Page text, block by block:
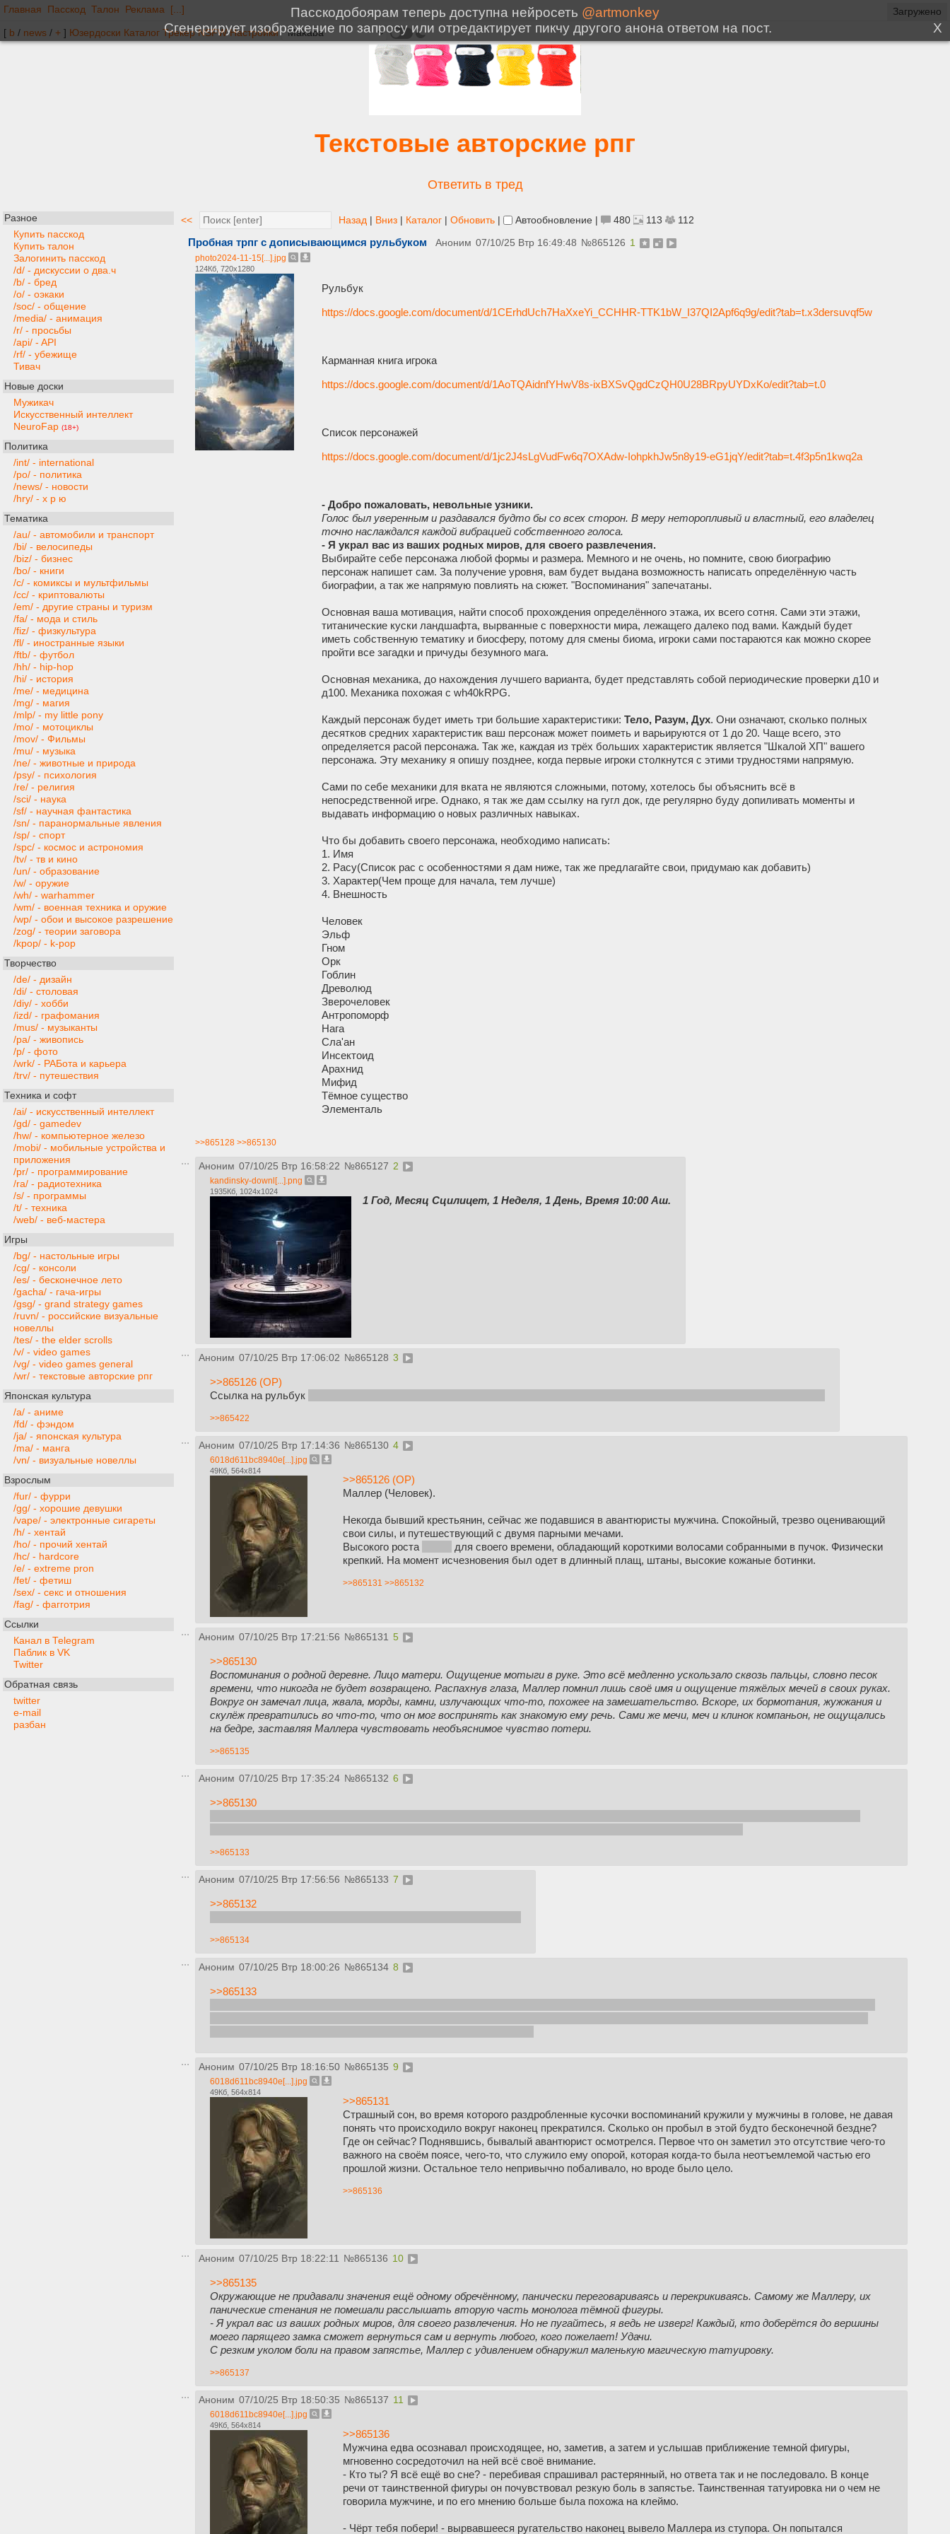
Главная Пасскод Талон Реклама [...]
[ b / news / + ] Юзердоски Каталог Трекер NSFW Настройки
Текстовые авторские рпг
Ответить в тред
Разное
Купить пасскод
Купить талон
Залогинить пасскод
/d/ - дискуссии о два.ч
/b/ - бред
/o/ - оэкаки
/soc/ - общение
/media/ - анимация
/r/ - просьбы
/api/ - API
/rf/ - убежище
Тивач
Новые доски
Мужикач
Искусственный интеллект
NeuroFap (18+)
Политика
/int/ - international
/po/ - политика
/news/ - новости
/hry/ - х р ю
Тематика
/au/ - автомобили и транспорт
/bi/ - велосипеды
/biz/ - бизнес
/bo/ - книги
/c/ - комиксы и мультфильмы
/cc/ - криптовалюты
/em/ - другие страны и туризм
/fa/ - мода и стиль
/fiz/ - физкультура
/fl/ - иностранные языки
/ftb/ - футбол
/hh/ - hip-hop
/hi/ - история
/me/ - медицина
/mg/ - магия
/mlp/ - my little pony
/mo/ - мотоциклы
/mov/ - Фильмы
/mu/ - музыка
/ne/ - животные и природа
/psy/ - психология
/re/ - религия
/sci/ - наука
/sf/ - научная фантастика
/sn/ - паранормальные явления
/sp/ - спорт
/spc/ - космос и астрономия
/tv/ - тв и кино
/un/ - образование
/w/ - оружие
/wh/ - warhammer
/wm/ - военная техника и оружие
/wp/ - обои и высокое разрешение
/zog/ - теории заговора
/kpop/ - k-pop
Творчество
/de/ - дизайн
/di/ - столовая
/diy/ - хобби
/izd/ - графомания
/mus/ - музыканты
/pa/ - живопись
/p/ - фото
/wrk/ - РАБота и карьера
/trv/ - путешествия
Техника и софт
/ai/ - искусственный интеллект
/gd/ - gamedev
/hw/ - компьютерное железо
/mobi/ - мобильные устройства и
приложения
/pr/ - программирование
/ra/ - радиотехника
/s/ - программы
/t/ - техника
/web/ - веб-мастера
Игры
/bg/ - настольные игры
/cg/ - консоли
/es/ - бесконечное лето
/gacha/ - гача-игры
/gsg/ - grand strategy games
/ruvn/ - российские визуальные
новеллы
/tes/ - the elder scrolls
/v/ - video games
/vg/ - video games general
/wr/ - текстовые авторские рпг
Японская культура
/a/ - аниме
/fd/ - фэндом
/ja/ - японская культура
/ma/ - манга
/vn/ - визуальные новеллы
Взрослым
/fur/ - фурри
/gg/ - хорошие девушки
/vape/ - электронные сигареты
/h/ - хентай
/ho/ - прочий хентай
/hc/ - hardcore
/e/ - extreme pron
/fet/ - фетиш
/sex/ - секс и отношения
/fag/ - фагготрия
Ссылки
Канал в Telegram
Паблик в VK
Twitter
Обратная связь
twitter
e-mail
разбан
<< Назад | Вниз | Каталог | Обновить | Автообновление | 480 113 112
Пробная трпг с дописывающимся рульбуком Аноним 07/10/25 Втр 16:49:48 №865126 1
photo2024-11-15[...].jpg
124Кб, 720x1280
Рульбук
https://docs.google.com/document/d/1CErhdUch7HaXxeYi_CCHHR-TTK1bW_I37QI2Apf6q9g/edit?tab=t.x3dersuvqf5w
Карманная книга игрока
https://docs.google.com/document/d/1AoTQAidnfYHwV8s-ixBXSvQgdCzQH0U28BRpyUYDxKo/edit?tab=t.0
Список персонажей
https://docs.google.com/document/d/1jc2J4sLgVudFw6q7OXAdw-IohpkhJw5n8y19-eG1jqY/edit?tab=t.4f3p5n1kwq2a
- Добро пожаловать, невольные узники.
Голос был уверенным и раздавался будто бы со всех сторон. В меру неторопливый и властный, его владелец
точно наслаждался каждой вибрацией собственного голоса.
- Я украл вас из ваших родных миров, для своего развлечения.
Выбирайте себе персонажа любой формы и размера. Мемного и не очень, но помните, свою биографию
персонаж напишет сам. За получение уровня, вам будет выдана возможность написать определённую часть
биографии, а так же напрямую повлиять на сюжет. "Воспоминания" запечатаны.
Основная ваша мотивация, найти способ прохождения определённого этажа, их всего сотня. Сами эти этажи,
титанические куски ландшафта, вырванные с поверхности мира, лежащего далеко под вами. Каждый будет
иметь собственную тематику и биосферу, потому для смены биома, игроки сами постараются как можно скорее
пройти все загадки и причуды безумного мага.
Основная механика, до нахождения лучшего варианта, будет представлять собой периодические проверки д10 и
д100. Механика похожая с wh40kRPG.
Каждый персонаж будет иметь три большие характеристики: Тело, Разум, Дух. Они означают, сколько полных
десятков средних характеристик ваш персонаж может поиметь и варьируются от 1 до 20. Чаще всего, это
определяется расой персонажа. Так же, каждая из трёх больших характеристик является "Шкалой ХП" вашего
персонажа. Эту механику я опишу позднее, когда первые игроки столкнутся с этими трудностями напрямую.
Сами по себе механики для вката не являются сложными, потому, хотелось бы объяснить всё в
непосредственной игре. Однако, я так же дам ссылку на гугл док, где регулярно буду допиливать моменты и
выдавать информацию о новых различных навыках.
Что бы добавить своего персонажа, необходимо написать:
1. Имя
2. Расу(Список рас с особенностями я дам ниже, так же предлагайте свои, придумаю как добавить)
3. Характер(Чем проще для начала, тем лучше)
4. Внешность
Человек
Эльф
Гном
Орк
Гоблин
Древолюд
Зверочеловек
Антропоморф
Нага
Сла'ан
Инсектоид
Арахнид
Мифид
Тёмное существо
Элементаль
>>865128 >>865130
Аноним 07/10/25 Втр 16:58:22 №865127 2
kandinsky-downl[...].png
1935Кб, 1024x1024
1 Год, Месяц Сцилицет, 1 Неделя, 1 День, Время 10:00 Аш.
Аноним 07/10/25 Втр 17:06:02 №865128 3
>>865126 (OP)
Ссылка на рульбук
>>865422
Аноним 07/10/25 Втр 17:14:36 №865130 4
6018d611bc8940e[...].jpg
49Кб, 564x814
>>865126 (OP)
Маллер (Человек).
Некогда бывший крестьянин, сейчас же подавшися в авантюристы мужчина. Спокойный, трезво оценивающий
свои силы, и путешествующий с двумя парными мечами.
Высокого роста
для своего времени, обладающий короткими волосами собранными в пучок. Физически
крепкий. На момент исчезновения был одет в длинный плащ, штаны, высокие кожаные ботинки.
>>865131 >>865132
Аноним 07/10/25 Втр 17:21:56 №865131 5
>>865130
Воспоминания о родной деревне. Лицо матери. Ощущение мотыги в руке. Это всё медленно ускользало сквозь пальцы, словно песок
времени, что никогда не будет возвращено. Распахнув глаза, Маллер помнил лишь своё имя и ощущение тяжёлых мечей в своих руках.
Вокруг он замечал лица, жвала, морды, камни, излучающих что-то, похожее на замешательство. Вскоре, их бормотания, жужжания и
скулёж превратились во что-то, что он мог воспринять как знакомую ему речь. Сами же мечи, меч и клинок компаньон, не ощущались
на бедре, заставляя Маллера чувствовать необъяснимое чувство потери.
>>865135
Аноним 07/10/25 Втр 17:35:24 №865132 6
>>865130
>>865133
Аноним 07/10/25 Втр 17:56:56 №865133 7
>>865132
>>865134
Аноним 07/10/25 Втр 18:00:26 №865134 8
>>865133
Аноним 07/10/25 Втр 18:16:50 №865135 9
6018d611bc8940e[...].jpg
49Кб, 564x814
>>865131
Страшный сон, во время которого раздробленные кусочки воспоминаний кружили у мужчины в голове, не давая
понять что происходило вокруг наконец прекратился. Сколько он пробыл в этой будто бесконечной бездне?
Где он сейчас? Поднявшись, бывалый авантюрист осмотрелся. Первое что он заметил это отсутствие чего-то
важного на своём поясе, чего-то, что служило ему опорой, которая когда-то была неотъемлемой частью его
прошлой жизни. Остальное тело непривычно побаливало, но вроде было цело.
>>865136
Аноним 07/10/25 Втр 18:22:11 №865136 10
>>865135
Окружающие не придавали значения ещё одному обречённому, панически переговариваясь и перекрикиваясь. Самому же Маллеру, их
панические стенания не помешали расслышать вторую часть монолога тёмной фигуры.
- Я украл вас из ваших родных миров, для своего развлечения. Но не пугайтесь, я ведь не изверг! Каждый, кто доберётся до вершины
моего парящего замка сможет вернуться сам и вернуть любого, кого пожелает! Удачи.
С резким уколом боли на правом запястье, Маллер с удивлением обнаружил маленькую магическую татуировку.
>>865137
Аноним 07/10/25 Втр 18:50:35 №865137 11
6018d611bc8940e[...].jpg
49Кб, 564x814
>>865136
Мужчина едва осознавал происходящее, но, заметив, а затем и услышав приближение темной фигуры,
мгновенно сосредоточил на ней всё своё внимание.
- Кто ты? Я всё ещё во сне? - перебивая спрашивал растерянный, но ответа так и не последовало. В конце
речи от таинственной фигуры он почувствовал резкую боль в запястье. Таинственная татуировка ни о чем не
говорила мужчине, и по его мнению больше была похожа на клеймо.
- Чёрт тебя побери! - вырвавшееся ругательство наконец вывело Маллера из ступора. Он попытался